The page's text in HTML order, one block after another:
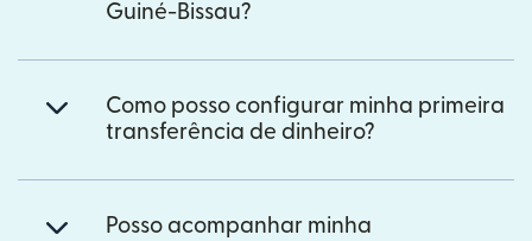
Guiné-Bissau?
Como posso configurar minha primeira
transferência de dinheiro?
Posso acompanhar minha